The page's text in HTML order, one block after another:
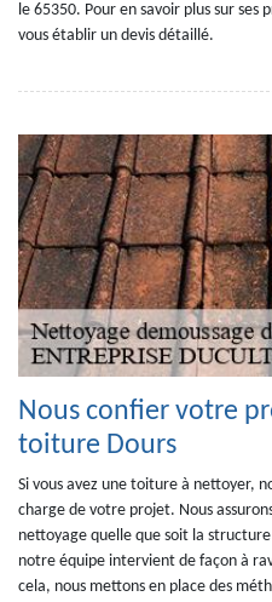
le 65350. Pour en savoir plus sur ses
vous établir un devis détaillé.
Nous confier votre
toiture Dours
Si vous avez une toiture à nettoyer,
charge de votre projet. Nous
nettoyage quelle que soit la
notre équipe intervient de façon à
cela, nous mettons en place des